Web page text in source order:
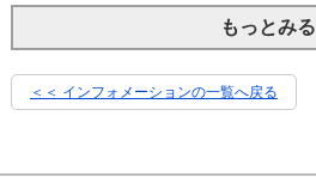
もっとみる
＜＜ インフォメーションの一覧へ戻る